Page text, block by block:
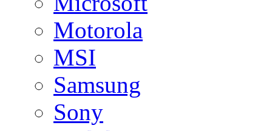
Motorola
MSI
Samsung
Sony